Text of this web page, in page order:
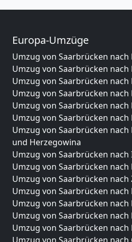
Europa-Umzüge
Umzug von Saarbrücken nach
Umzug von Saarbrücken nach
Umzug von Saarbrücken nach
Umzug von Saarbrücken
Umzug von Saarbrücken nach
Umzug von Saarbrücken nach
Umzug von Saarbrücken nach
und Herzegowina
Umzug von Saarbrücken nach
Umzug von Saarbrücken nach
Umzug von Saarbrücken nach
Umzug von Saarbrücken nach
Umzug von Saarbrücken nach
Umzug von Saarbrücken nach
Umzug von Saarbrücken nach
Umzug von Saarbrücken nach